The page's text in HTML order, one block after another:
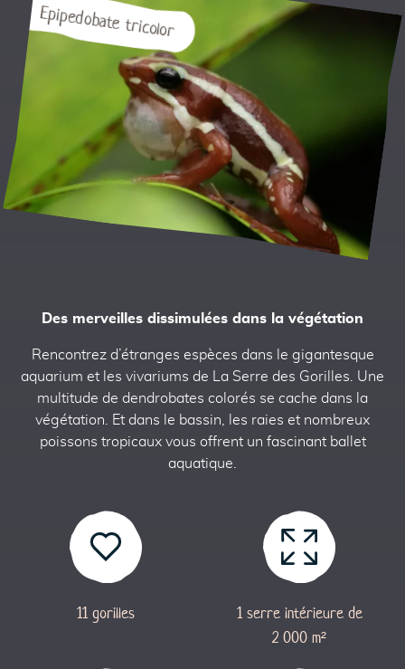
Epipedobate tricolor
Des merveilles dissimulées dans la végétation
Rencontrez d’étranges espèces dans le gigantesque
aquarium et les vivariums de La Serre des Gorilles. Une
multitude de dendrobates colorés se cache dans la
végétation. Et dans le bassin, les raies et nombreux
poissons tropicaux vous offrent un fascinant ballet
aquatique.
11 gorilles
1 serre intérieure de
2 000 m²